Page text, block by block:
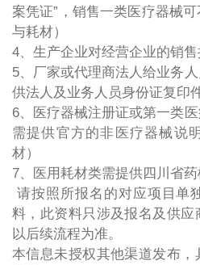
案凭证”，销售一类医疗器械
与耗材）
4、生产企业对经营企业的销
5、厂家或代理商法人给业务
供法人及业务人员身份证复印
6、医疗器械注册证或第一类
需提供官方的非医疗器械说
材）
7、医用耗材类需提供四川省
请按照所报名的对应项目单
料，此资料只涉及报名及供
以后续流程为准。
本信息未授权其他渠道发布